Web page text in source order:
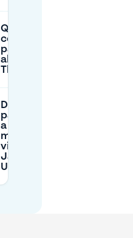
Quanto
costa il
parcheggio
al Beatrix
Theatre?
Dove posso
parcheggiare
a buon
mercato
vicino alla
Jaarbeurs a
Utrecht?